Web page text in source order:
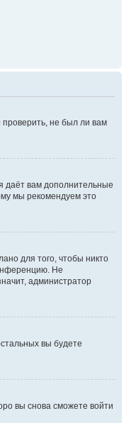
проверить, не был ли вам
даёт вам дополнительные
мы рекомендуем это
для того, чтобы никто
Не
администратор
вы будете
вы снова сможете войти